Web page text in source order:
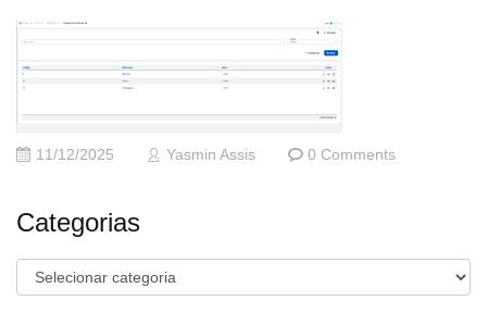
11/12/2025 Yasmin Assis 0 Comments
Categorias
Categorias